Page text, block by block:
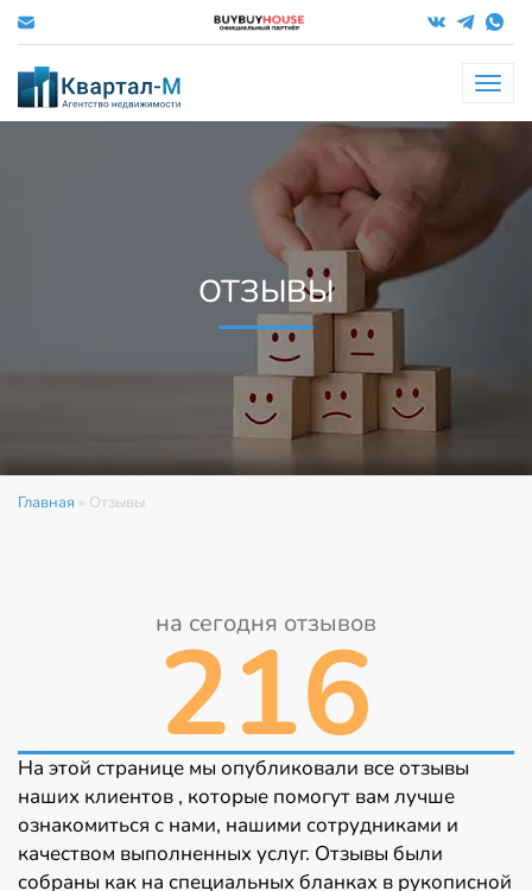
Меню
ОТЗЫВЫ
Главная » Отзывы
на сегодня отзывов
216
На этой странице мы опубликовали все отзывы
наших клиентов , которые помогут вам лучше
ознакомиться с нами, нашими сотрудниками и
качеством выполненных услуг. Отзывы были
собраны как на специальных бланках в рукописной